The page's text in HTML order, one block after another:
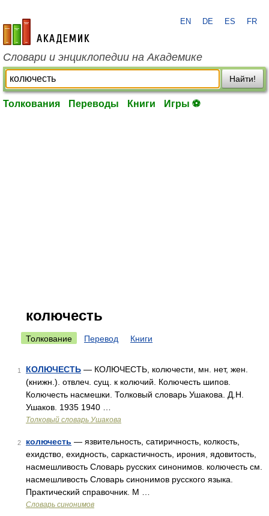
academic.ru
EN DE ES FR
Словари и энциклопедии на Академике
Найти!
Толкования Переводы Книги Игры ⚽
колючесть
Толкование Перевод Книги
1 КОЛЮЧЕСТЬ — КОЛЮЧЕСТЬ, колючести, мн. нет, жен.
(книжн.). отвлеч. сущ. к колючий. Колючесть шипов.
Колючесть насмешки. Толковый словарь Ушакова. Д.Н.
Ушаков. 1935 1940 …
Толковый словарь Ушакова
2 колючесть — язвительность, сатиричность, колкость,
ехидство, ехидность, саркастичность, ирония, ядовитость,
насмешливость Словарь русских синонимов. колючесть см.
насмешливость Словарь синонимов русского языка.
Практический справочник. М …
Словарь синонимов